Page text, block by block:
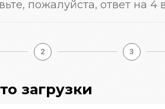
пожалуйста,
2 3
загрузки